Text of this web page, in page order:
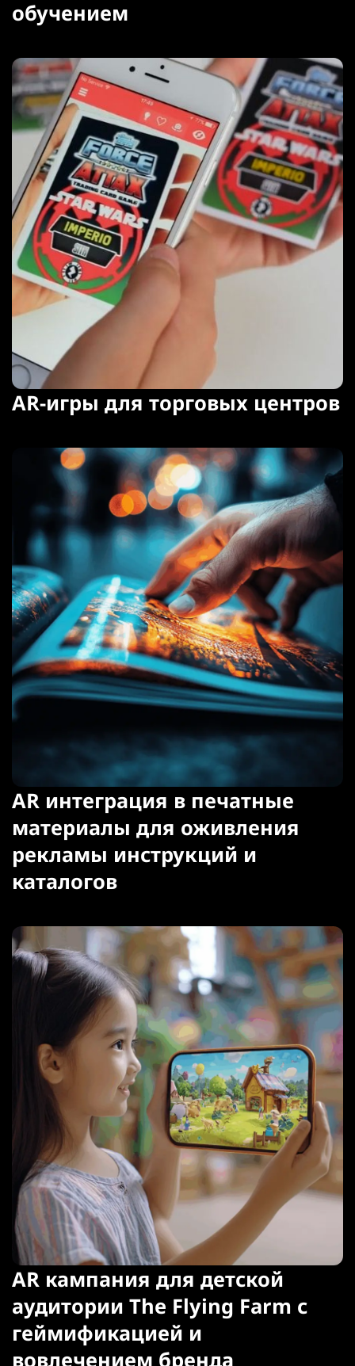
обучением
AR-игры для торговых центров
AR интеграция в печатные
материалы для оживления
рекламы инструкций и
каталогов
AR кампания для детской
аудитории The Flying Farm с
геймификацией и
вовлечением бренда